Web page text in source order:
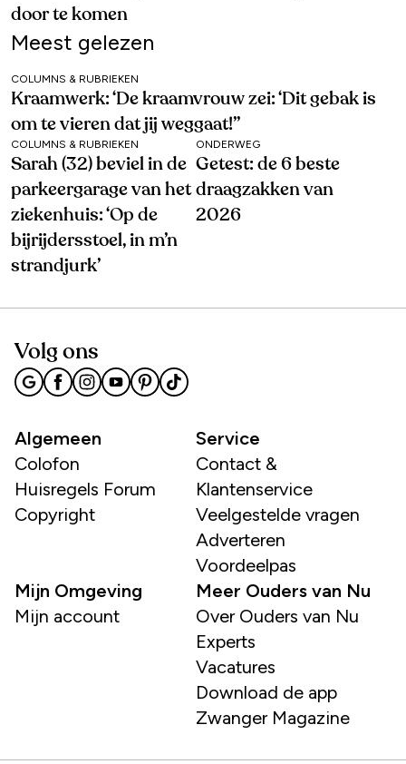
door te komen
Meest gelezen
COLUMNS & RUBRIEKEN
Kraamwerk: ‘De kraamvrouw zei: ‘Dit gebak is
om te vieren dat jij weggaat!’’
COLUMNS & RUBRIEKEN
Sarah (32) beviel in de
parkeergarage van het
ziekenhuis: ‘Op de
bijrijdersstoel, in m’n
strandjurk’
ONDERWEG
Getest: de 6 beste
draagzakken van
2026
Volg ons
Algemeen
Colofon
Huisregels Forum
Copyright
Service
Contact &
Klantenservice
Veelgestelde vragen
Adverteren
Voordeelpas
Mijn Omgeving
Mijn account
Meer Ouders van Nu
Over Ouders van Nu
Experts
Vacatures
Download de app
Zwanger Magazine